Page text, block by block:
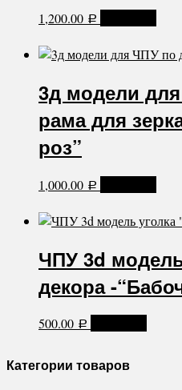
1,200.00 Р
3д модели
рама для
роз”
1,000.00 Р
ЧПУ 3d
декора -
500.00 Р
Категории товаров